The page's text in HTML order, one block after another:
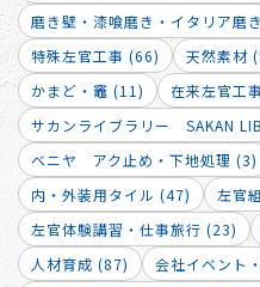
磨き壁・漆喰磨き・イタリア磨
特殊左官工事 (66)
天然素材
かまど・竈 (11)
在来左官工
サカンライブラリー SAKAN
ベニヤ アク止め・下地処理 (3)
内・外装用タイル (47)
左官
左官体験講習・仕事旅行 (23)
人材育成 (87)
会社イベント